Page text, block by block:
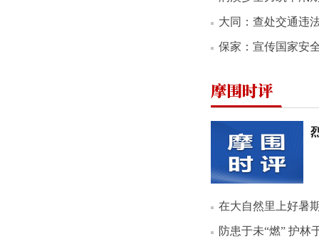
大同：查处交通违
保家：宣传国家安
摩围时评
在大自然里上好暑
防患于未“燃” 护林